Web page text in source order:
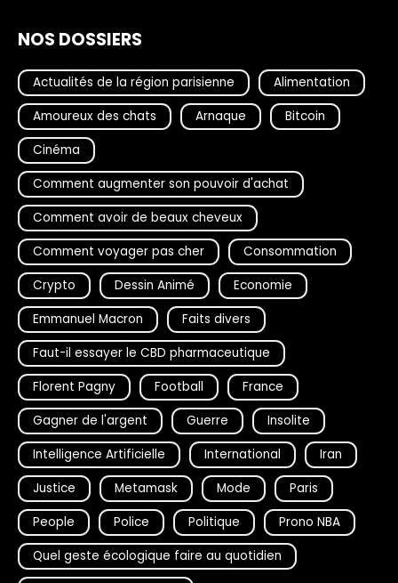
NOS DOSSIERS
Actualités de la région parisienne
Alimentation
Amoureux des chats
Arnaque
Bitcoin
Cinéma
Comment augmenter son pouvoir d'achat
Comment avoir de beaux cheveux
Comment voyager pas cher
Consommation
Crypto
Dessin Animé
Economie
Emmanuel Macron
Faits divers
Faut-il essayer le CBD pharmaceutique
Florent Pagny
Football
France
Gagner de l'argent
Guerre
Insolite
Intelligence Artificielle
International
Iran
Justice
Metamask Mode
Paris
People
Police Politique
Prono NBA
Quel geste écologique faire au quotidien